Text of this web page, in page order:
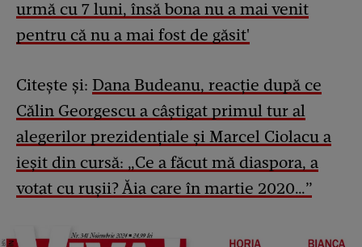
urmă cu 7 luni, însă bona nu a mai venit
pentru că nu a mai fost de găsit'
Citește și: Dana Budeanu, reacție după ce
Călin Georgescu a câștigat primul tur al
alegerilor prezidențiale și Marcel Ciolacu a
ieșit din cursă: „Ce a făcut mă diaspora, a
votat cu rușii? Ăia care în martie 2020…”